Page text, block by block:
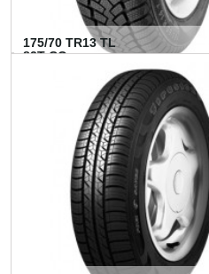
175/70 TR13 TL
82T CO...